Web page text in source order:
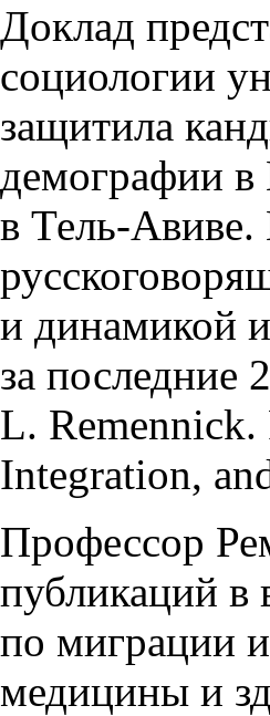
Доклад
социологии
защитила
демографии
в Тель-Авиве.
и динамикой
за последние
L. Remennick.
Integration,
Профессор
публикаций
по миграции
медицины и